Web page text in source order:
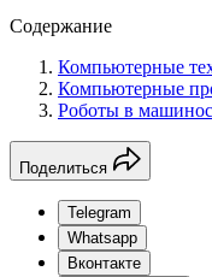
Содержание
Компьютерные
Компьютерные
Роботы в
Поделиться
Telegram
Whatsapp
Вконтакте